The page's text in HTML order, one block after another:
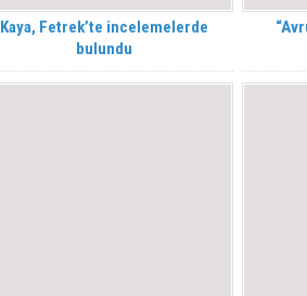
Kaya, Fetrek’te incelemelerde
bulundu